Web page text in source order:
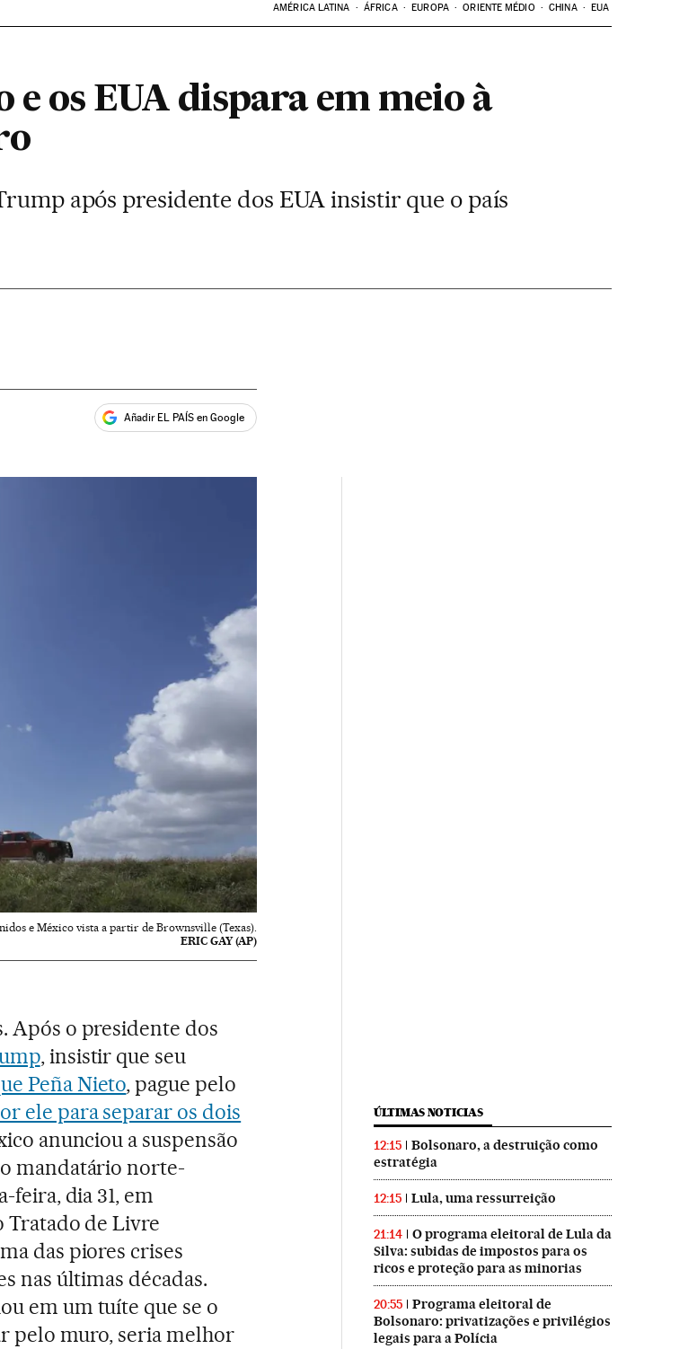
AMÉRICA LATINA ÁFRICA EUROPA ORIENTE MÉDIO CHINA EUA
e os EUA dispara em meio à
após presidente dos EUA insistir que o país
Añadir EL PAÍS en Google
e México vista a partir de Brownsville (Texas).
ERIC GAY (AP)
Após o presidente dos
, insistir que seu
Peña Nieto, pague pelo
ele para separar os dois
anunciou a suspensão
mandatário norte-
feira, dia 31, em
Tratado de Livre
das piores crises
nas últimas décadas.
em um tuíte que se o
pelo muro, seria melhor
ÚLTIMAS NOTICIAS
12:15
Bolsonaro, a destruição como
estratégia
12:15 Lula, uma ressurreição
21:14
O programa eleitoral de Lula da
Silva: subidas de impostos para os
ricos e proteção para as minorias
20:55
Programa eleitoral de
Bolsonaro: privatizações e privilégios
legais para a Polícia